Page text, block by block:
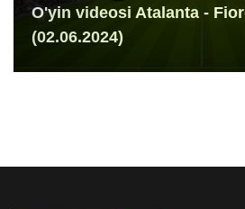
O'yin videosi Atalanta -
(02.06.2024)